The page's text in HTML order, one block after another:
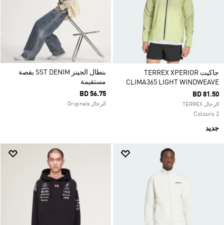
جاكيت TERREX XPERIOR
CLIMA365 LIGHT WINDWEAVE
BD 81.50
الرجال TERREX
2 Colours
جديد
بنطال الجينز SST DENIM بقصة
مستقيمة
BD 56.75
الرجال Originals